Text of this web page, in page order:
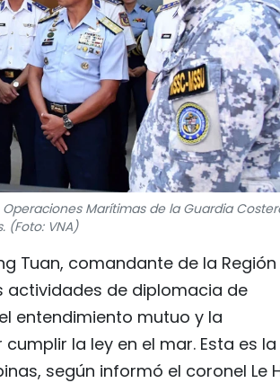
Marítimas de la Guardia
(Foto: VNA)
Tuan, comandante de la Región
actividades de diplomacia de
entendimiento mutuo y la
la ley en el mar. Esta es la
según informó el coronel Le